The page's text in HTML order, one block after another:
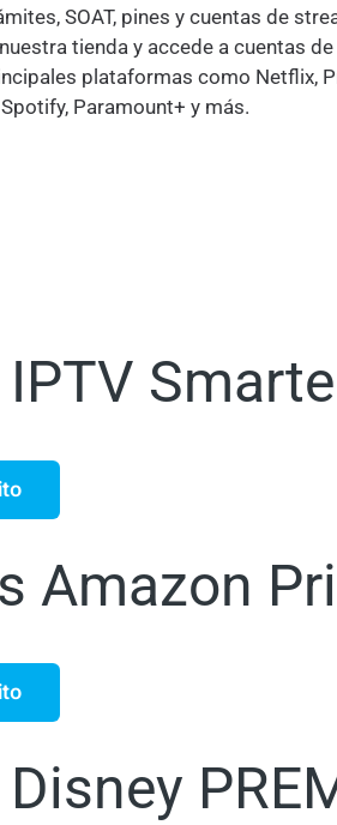
SOAT, pines y cuentas de
tienda y accede a cuentas de
plataformas como Netflix,
Paramount+ y más.
Amazon